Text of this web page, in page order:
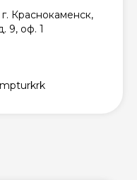
Краснокаменск,
9, оф. 1